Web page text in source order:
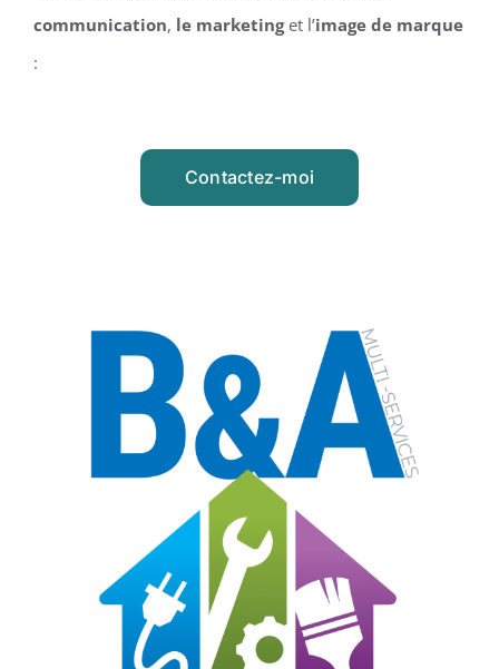
communication, le marketinget l’image de marque
:
Contactez-moi